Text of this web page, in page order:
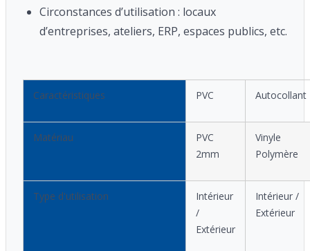
Circonstances d’utilisation : locaux
d’entreprises, ateliers, ERP, espaces publics, etc.
Caractéristiques PVC Autocollant
Matériau
PVC
2mm
Vinyle
Polymère
Type d'utilisation
Intérieur
/
Extérieur
Intérieur /
Extérieur